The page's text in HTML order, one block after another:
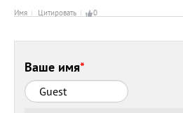
Имя Цитировать 0
Ваше имя*